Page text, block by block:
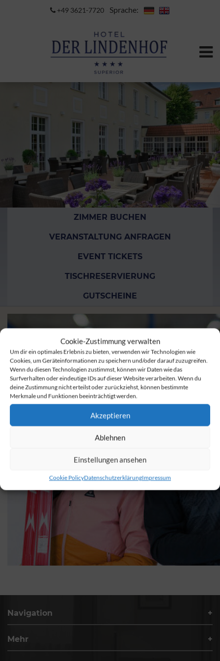
Cookie-Zustimmung verwalten
Um dir ein optimales Erlebnis zu bieten, verwenden wir Technologien wie
Cookies, um Geräteinformationen zu speichern und/oder darauf zuzugreifen.
Wenn du diesen Technologien zustimmst, können wir Daten wie das
Surfverhalten oder eindeutige IDs auf dieser Website verarbeiten. Wenn du
deine Zustimmung nicht erteilst oder zurückziehst, können bestimmte
Merkmale und Funktionen beeinträchtigt werden.
Akzeptieren
Ablehnen
Einstellungen ansehen
Cookie PolicyDatenschutzerklärungImpressum
+49 3621-7720 Sprache:
ZIMMER BUCHEN
VERANSTALTUNG ANFRAGEN
EVENT TICKETS
TISCHRESERVIERUNG
GUTSCHEINE
Navigation
Mehr